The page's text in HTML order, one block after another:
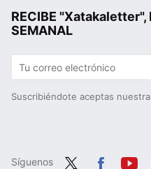
RECIBE "Xatakaletter",
SEMANAL
Suscribiéndote aceptas nuestra
Síguenos